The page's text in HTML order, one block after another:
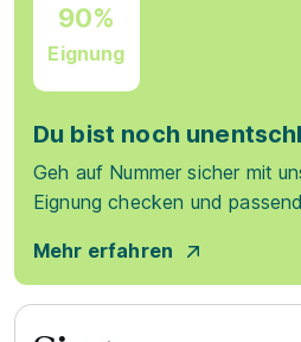
90%
Eignung
Du bist noch
Geh auf Nummer sicher mit
Eignung checken und
Mehr erfahren